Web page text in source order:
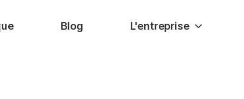
Blog L'entreprise